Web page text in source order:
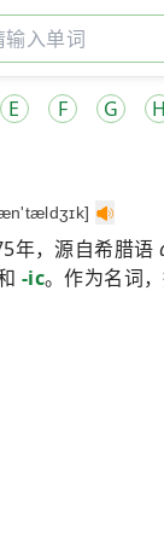
E F G H
年，源自希腊语
-ic。作为名词